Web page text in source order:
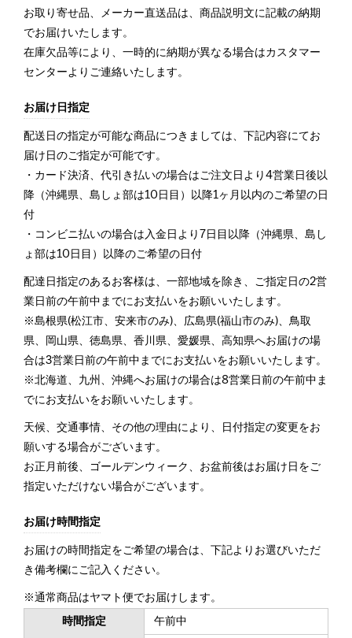
お取り寄せ品、メーカー直送品は、商品説明文に記載の納期
でお届けいたします。
在庫欠品等により、一時的に納期が異なる場合はカスタマー
センターよりご連絡いたします。
お届け日指定
配送日の指定が可能な商品につきましては、下記内容にてお
届け日のご指定が可能です。
・カード決済、代引き払いの場合はご注文日より4営業日後以
降（沖縄県、島しょ部は10日目）以降1ヶ月以内のご希望の日
付
・コンビニ払いの場合は入金日より7日目以降（沖縄県、島し
ょ部は10日目）以降のご希望の日付
配達日指定のあるお客様は、一部地域を除き、ご指定日の2営
業日前の午前中までにお支払いをお願いいたします。
※島根県(松江市、安来市のみ)、広島県(福山市のみ)、鳥取
県、岡山県、徳島県、香川県、愛媛県、高知県へお届けの場
合は3営業日前の午前中までにお支払いをお願いいたします。
※北海道、九州、沖縄へお届けの場合は8営業日前の午前中ま
でにお支払いをお願いいたします。
天候、交通事情、その他の理由により、日付指定の変更をお
願いする場合がございます。
お正月前後、ゴールデンウィーク、お盆前後はお届け日をご
指定いただけない場合がございます。
お届け時間指定
お届けの時間指定をご希望の場合は、下記よりお選びいただ
き備考欄にご記入ください。
※通常商品はヤマト便でお届けします。
時間指定 午前中